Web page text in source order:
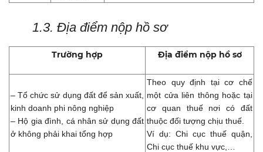
1.3. Địa điểm nộp hồ sơ
Trường hợp Địa điểm nộp hồ sơ
– Tổ chức sử dụng đất để sản xuất,
kinh doanh phi nông nghiệp
– Hộ gia đình, cá nhân sử dụng đất
ở không phải khai tổng hợp
Theo quy định tại cơ chế
một cửa liên thông hoặc tại
cơ quan thuế nơi có đất
thuộc đối tượng chịu thuế.
Ví dụ: Chi cục thuế quận,
Chi cục thuế khu vực,…